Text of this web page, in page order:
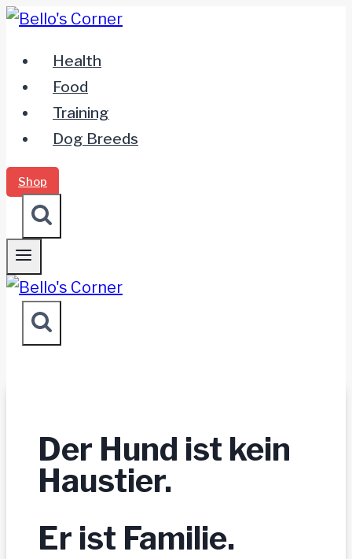
Zum
springenHealth
Food
Training
Dog Breeds
Shop
Der Hund ist kein
Haustier.
Er ist Familie.